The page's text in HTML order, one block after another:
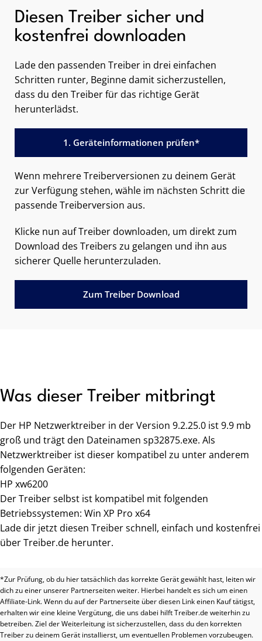
Diesen Treiber sicher und
kostenfrei downloaden
Lade den passenden Treiber in drei einfachen
Schritten runter, Beginne damit sicherzustellen,
dass du den Treiber für das richtige Gerät
herunterlädst.
1. Geräteinformationen prüfen*
Wenn mehrere Treiberversionen zu deinem Gerät
zur Verfügung stehen, wähle im nächsten Schritt die
passende Treiberversion aus.
Klicke nun auf Treiber downloaden, um direkt zum
Download des Treibers zu gelangen und ihn aus
sicherer Quelle herunterzuladen.
Zum Treiber Download
Was dieser Treiber mitbringt
Der HP Netzwerktreiber in der Version 9.2.25.0 ist 9.9 mb
groß und trägt den Dateinamen sp32875.exe. Als
Netzwerktreiber ist dieser kompatibel zu unter anderem
folgenden Geräten:
HP xw6200
Der Treiber selbst ist kompatibel mit folgenden
Betriebssystemen: Win XP Pro x64
Lade dir jetzt diesen Treiber schnell, einfach und kostenfrei
über Treiber.de herunter.
*Zur Prüfung, ob du hier tatsächlich das korrekte Gerät gewählt hast, leiten wir
dich zu einer unserer Partnerseiten weiter. Hierbei handelt es sich um einen
Affiliate-Link. Wenn du auf der Partnerseite über diesen Link einen Kauf tätigst,
erhalten wir eine kleine Vergütung, die uns dabei hilft Treiber.de weiterhin zu
betreiben. Ziel der Weiterleitung ist sicherzustellen, dass du den korrekten
Treiber zu deinem Gerät installierst, um eventuellen Problemen vorzubeugen.